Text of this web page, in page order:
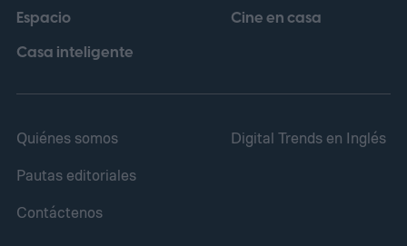
Espacio
Casa inteligente
Cine en casa
Quiénes somos
Pautas editoriales
Contáctenos
Digital Trends en Inglés